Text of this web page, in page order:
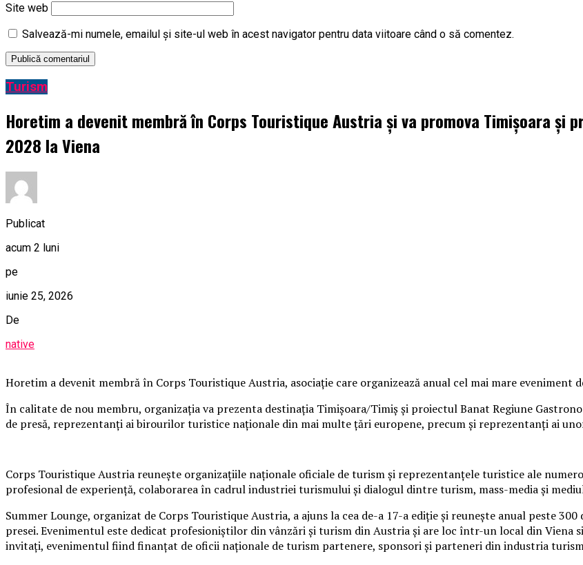
Site web
Salvează-mi numele, emailul și site-ul web în acest navigator pentru data viitoare când o să comentez.
Turism
Horetim a devenit membră în Corps Touristique Austria și va promova Timișoara și
2028 la Viena
Publicat
acum 2 luni
pe
iunie 25, 2026
De
native
Horetim a devenit membră în Corps Touristique Austria, asociație care organizează anual cel mai mare
În calitate de nou membru, organizația va prezenta destinația Timișoara/Timiș și proiectul Banat Regiune
de presă, reprezentanți ai birourilor turistice naționale din mai multe țări europene, precum și reprezentanți ai
Corps Touristique Austria reunește organizațiile naționale oficiale de turism și reprezentanțele turistice ale
profesional de experiență, colaborarea în cadrul industriei turismului și dialogul dintre turism, mass-media și
Summer Lounge, organizat de Corps Touristique Austria, a ajuns la cea de-a 17-a ediție și reunește anual peste
presei. Evenimentul este dedicat profesioniștilor din vânzări și turism din Austria și are loc într-un local din
invitați, evenimentul fiind finanțat de oficii naționale de turism partenere, sponsori și parteneri din industria